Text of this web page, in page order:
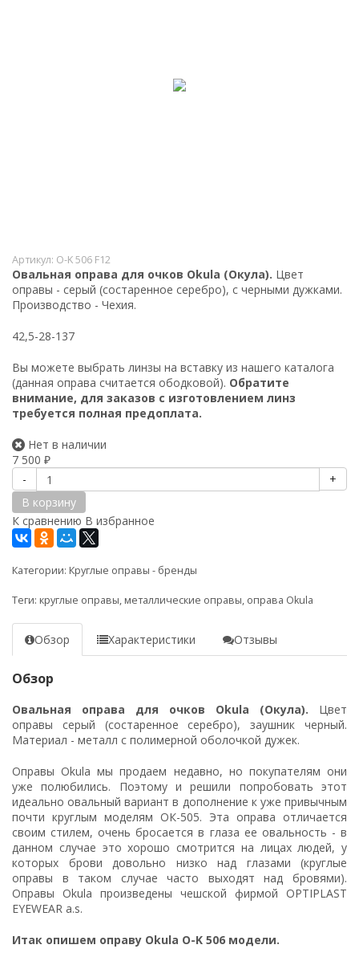
Артикул: O-K 506 F12
Овальная оправа для очков Okula (Окула). Цвет
оправы - серый (состаренное серебро), с черными дужками.
Производство - Чехия.
42,5-28-137
Вы можете выбрать линзы на вставку из нашего каталога
(данная оправа считается ободковой). Обратите
внимание, для заказов с изготовлением линз
требуется полная предоплата.
Нет в наличии
7 500 ₽
-
+
В корзину
К сравнению В избранное
Категории: Круглые оправы - бренды
Теги: круглые оправы, металлические оправы, оправа Okula
Обзор Характеристики Отзывы
Обзор
Овальная оправа для очков Okula (Окула). Цвет
оправы серый (состаренное серебро), заушник черный.
Материал - металл с полимерной оболочкой дужек.
Оправы Okula мы продаем недавно, но покупателям они
уже полюбились. Поэтому и решили попробовать этот
идеально овальный вариант в дополнение к уже привычным
почти круглым моделям ОК-505. Эта оправа отличается
своим стилем, очень бросается в глаза ее овальность - в
данном случае это хорошо смотрится на лицах людей, у
которых брови довольно низко над глазами (круглые
оправы в таком случае часто выходят над бровями).
Оправы Okula произведены чешской фирмой OPTIPLAST
EYEWEAR a.s.
Итак опишем оправу Okula O-K 506 модели.